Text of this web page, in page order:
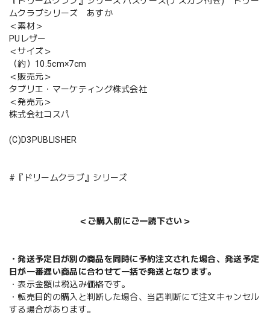
ムクラブシリーズ あすか
＜素材＞
PUレザー
＜サイズ＞
（約）10.5cm×7cm
＜販売元＞
タブリエ・マーケティング株式会社
＜発売元＞
株式会社コスパ
(C)D3PUBLISHER
#『ドリームクラブ』シリーズ
＜ご購入前にご一読下さい＞
・発送予定日が別の商品を同時に予約注文された場合、発送予定
日が一番遅い商品に合わせて一括で発送となります。
・表示金額は税込み価格です。
・転売目的の購入と判断した場合、当店判断にて注文キャンセル
する場合があります。